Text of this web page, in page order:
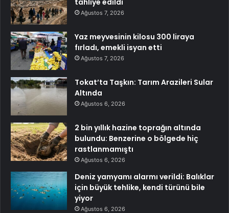
Ağustos 7, 2026
Yaz meyvesinin kilosu 300 liraya
fırladı, emekli isyan etti
Ağustos 7, 2026
Tokat’ta Taşkın: Tarım Arazileri Sular
Altında
Ağustos 6, 2026
2 bin yıllık hazine toprağın altında
bulundu: Benzerine o bölgede hiç
rastlanmamıştı
Ağustos 6, 2026
Deniz yamyamı alarmı verildi: Balıklar
için büyük tehlike, kendi türünü bile
yiyor
Ağustos 6, 2026